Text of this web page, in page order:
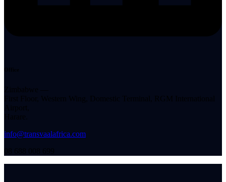
info@transvaalafrica.com